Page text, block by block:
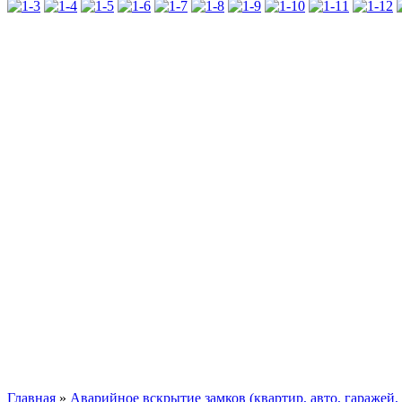
Главная » Аварийное вскрытие замков (квартир, авто,